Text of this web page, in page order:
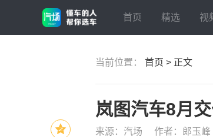
首页 精选 视
当前位置： 首页 > 正文
岚图汽车8月
来源：汽场 作者：郎玉峰